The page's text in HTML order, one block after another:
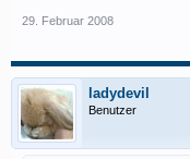
29. Februar 2008
ladydevil
Benutzer